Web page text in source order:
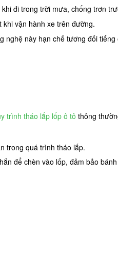
đi trong trời mưa, chống trơn
khi vận hành xe trên đường.
này hạn chế tương đối
trình tháo lắp lốp ô tô thông
trong quá trình tháo lắp.
để chèn vào lốp, đảm bảo